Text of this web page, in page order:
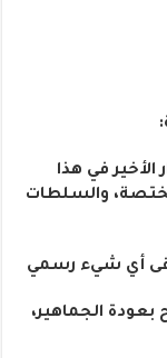
الأخير في هذا
والسلطات
أي شيء رسمي
الجماهير،